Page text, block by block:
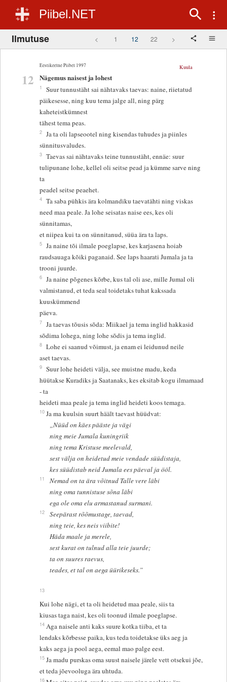
Piibel.NET
Ilmutuse < 1 12 22 >
Eestikeelne Piibel 1997
12
Kuula
Nägemus naisest ja lohest
1
Suur tunnustäht sai nähtavaks taevas: naine, riietatud
päikesesse, ning kuu tema jalge all, ning pärg
kaheteistkümnest
tähest tema peas.
2 Ja ta oli lapseootel ning kisendas tuhudes ja piinles
sünnitusvaludes.
3 Taevas sai nähtavaks teine tunnustäht, ennäe: suur
tulipunane lohe, kellel oli seitse pead ja kümme sarve ning
ta
peadel seitse peaehet.
4 Ta saba pühkis ära kolmandiku taevatähti ning viskas
need maa peale. Ja lohe seisatas naise ees, kes oli
sünnitamas,
et niipea kui ta on sünnitanud, süüa ära ta laps.
5 Ja naine tõi ilmale poeglapse, kes karjasena hoiab
raudsauaga kõiki paganaid. See laps haarati Jumala ja ta
trooni juurde.
6 Ja naine põgenes kõrbe, kus tal oli ase, mille Jumal oli
valmistanud, et teda seal toidetaks tuhat kakssada
kuuskümmend
päeva.
7 Ja taevas tõusis sõda: Miikael ja tema inglid hakkasid
sõdima lohega, ning lohe sõdis ja tema inglid.
8 Lohe ei saanud võimust, ja enam ei leidunud neile
aset taevas.
9 Suur lohe heideti välja, see muistne madu, keda
hüütakse Kuradiks ja Saatanaks, kes eksitab kogu ilmamaad
- ta
heideti maa peale ja tema inglid heideti koos temaga.
10 Ja ma kuulsin suurt häält taevast hüüdvat:
„Nüüd on käes pääste ja vägi
ning meie Jumala kuningriik
ning tema Kristuse meelevald,
sest välja on heidetud meie vendade süüdistaja,
kes süüdistab neid Jumala ees päeval ja ööl.
11
Nemad on ta ära võitnud Talle vere läbi
ning oma tunnistuse sõna läbi
ega ole oma elu armastanud surmani.
12
Seepärast rõõmustage, taevad,
ning teie, kes neis viibite!
Häda maale ja merele,
sest kurat on tulnud alla teie juurde;
ta on suures raevus,
teades, et tal on aega üürikeseks.”
13
Kui lohe nägi, et ta oli heidetud maa peale, siis ta
kiusas taga naist, kes oli toonud ilmale poeglapse.
14 Aga naisele anti kaks suure kotka tiiba, et ta
lendaks kõrbesse paika, kus teda toidetakse üks aeg ja
kaks aega ja pool aega, eemal mao palge eest.
15 Ja madu purskas oma suust naisele järele vett otsekui jõe,
et teda jõevooluga ära uhtuda.
16